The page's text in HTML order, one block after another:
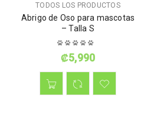
TODOS LOS PRODUCTOS
Abrigo de Oso para mascotas
– Talla S
₡5,990